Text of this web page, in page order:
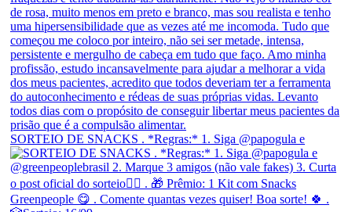
SORTEIO DE SNACKS . *Regras:* 1. Siga @papogula e